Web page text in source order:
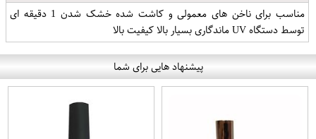
مناسب برای ناخن های معمولی و کاشت شده خشک شدن 1 دقیقه ای
توسط دستگاه UV ماندگاری بسیار بالا کیفیت بالا
پیشنهاد هایی برای شما